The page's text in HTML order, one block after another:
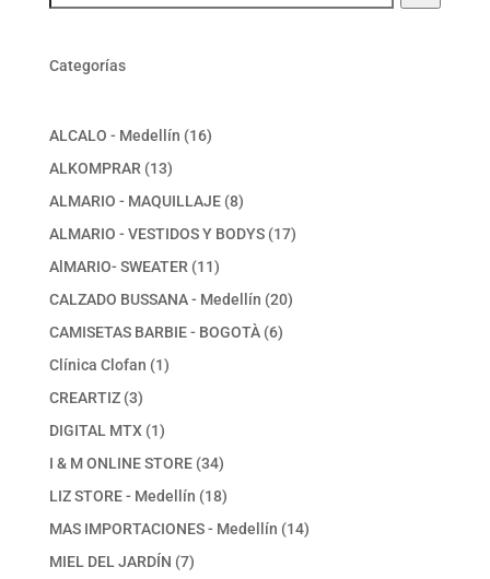
Categorías
ALCALO - Medellín 1616
ALKOMPRAR 1313
productos
ALMARIO - MAQUILLAJE 88
productos
ALMARIO - VESTIDOS Y BODYS 1717
AlMARIO- SWEATER 1111
productos
CALZADO BUSSANA - Medellín 2020
CAMISETAS BARBIE - BOGOTÀ 66
Clínica Clofan 11
CREARTIZ 33
productos
DIGITAL MTX 11
producto
I & M ONLINE STORE 3434
productos
LIZ STORE - Medellín 1818
productos
MAS IMPORTACIONES - Medellín 1414
MIEL DEL JARDÍN 77